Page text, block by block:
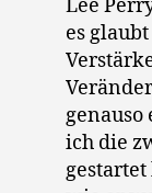
Lee
es
ich die
gestartet